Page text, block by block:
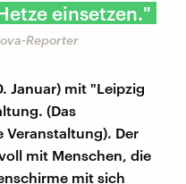
einsetzen."
Reporter
Januar) mit "Leipzig
(Das
Der
mit Menschen, die
mit sich